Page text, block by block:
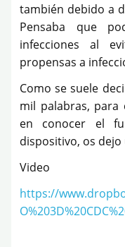
también debido a
Pensaba que
infecciones al
propensas a
Como se suele
mil palabras,
en conocer el
dispositivo, os
Video
https://